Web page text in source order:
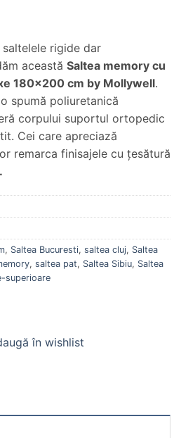
rigide dar
această Saltea memory cu
180×200 cm by Mollywell.
spumă poliuretanică
corpului suportul ortopedic
Cei care apreciază
remarca finisajele cu ţesătură
, Saltea Bucuresti, saltea cluj, Saltea
, saltea pat, Saltea Sibiu, Saltea
superioare
în wishlist